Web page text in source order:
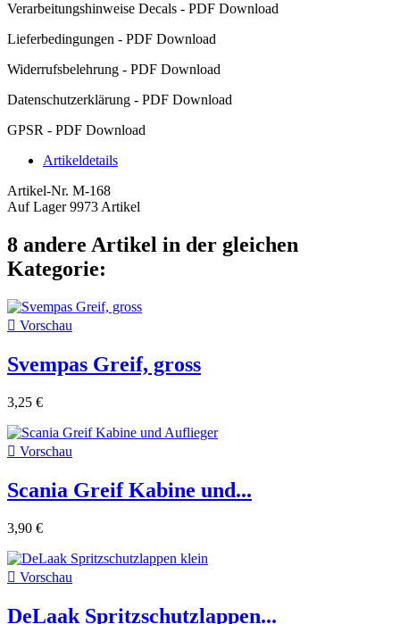
Verarbeitungshinweise Decals - PDF Download
Lieferbedingungen - PDF Download
Widerrufsbelehrung - PDF Download
Datenschutzerklärung - PDF Download
GPSR - PDF Download
Artikeldetails
Artikel-Nr. M-168
Auf Lager 9973 Artikel
8 andere Artikel in der gleichen
Kategorie:
 Vorschau
Svempas Greif, gross
3,25 €
 Vorschau
Scania Greif Kabine und...
3,90 €
 Vorschau
DeLaak Spritzschutzlappen...